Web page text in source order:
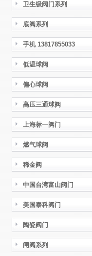
卫生级阀门系列
底阀系列
手机 13817855033
低温球阀
偏心球阀
高压三通球阀
上海标一阀门
燃气球阀
稀金阀
中国台湾富山阀门
美国泰科阀门
陶瓷阀门
闸阀系列